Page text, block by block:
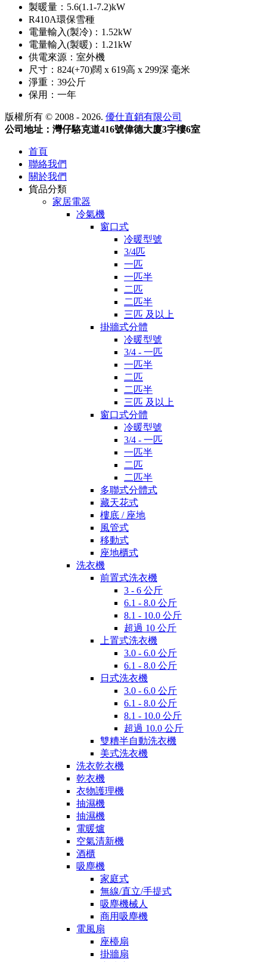
製暖量：5.6(1.1-7.2)kW
R410A環保雪種
電量輸入(製冷)：1.52kW
電量輸入(製暖)：1.21kW
供電來源：室外機
尺寸：824(+70)闊 x 619高 x 299深 毫米
淨重：39公斤
保用：一年
版權所有 © 2008 - 2026. 優仕直銷有限公司
公司地址：灣仔駱克道416號偉德大廈3字樓6室
首頁
聯絡我們
關於我們
貨品分類
家居電器
冷氣機
窗口式
冷暖型號
3/4匹
一匹
一匹半
二匹
二匹半
三匹 及以上
掛牆式分體
冷暖型號
3/4 - 一匹
一匹半
二匹
二匹半
三匹 及以上
窗口式分體
冷暖型號
3/4 - 一匹
一匹半
二匹
二匹半
多聯式分體式
藏天花式
樓底 / 座地
風管式
移動式
座地櫃式
洗衣機
前置式洗衣機
3 - 6 公斤
6.1 - 8.0 公斤
8.1 - 10.0 公斤
超過 10 公斤
上置式洗衣機
3.0 - 6.0 公斤
6.1 - 8.0 公斤
日式洗衣機
3.0 - 6.0 公斤
6.1 - 8.0 公斤
8.1 - 10.0 公斤
超過 10.0 公斤
雙糟半自動洗衣機
美式洗衣機
洗衣乾衣機
乾衣機
衣物護理機
抽濕機
抽濕機
電暖爐
空氣清新機
酒櫃
吸塵機
家庭式
無線/直立/手提式
吸塵機械人
商用吸塵機
電風扇
座檯扇
掛牆扇